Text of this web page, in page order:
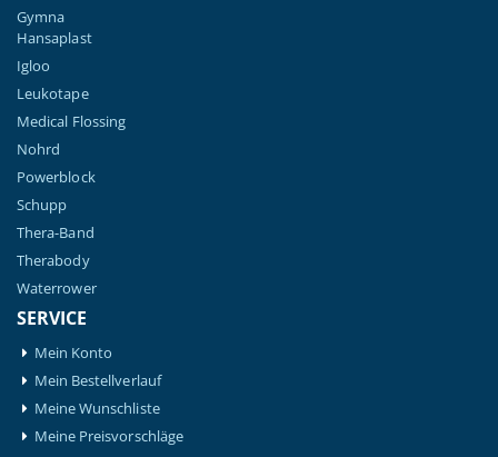
Gymna
Hansaplast
Igloo
Leukotape
Medical Flossing
Nohrd
Powerblock
Schupp
Thera-Band
Therabody
Waterrower
SERVICE
Mein Konto
Mein Bestellverlauf
Meine Wunschliste
Meine Preisvorschläge